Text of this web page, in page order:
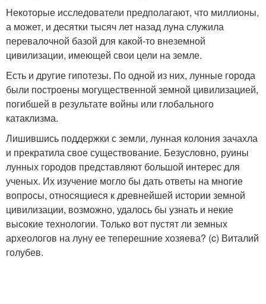
Некоторые исследователи предполагают, что миллионы,
а может, и десятки тысяч лет назад луна служила
перевалочной базой для какой-то внеземной
цивилизации, имеющей свои цели на земле.
Есть и другие гипотезы. По одной из них, лунные города
были построены могущественной земной цивилизацией,
погибшей в результате войны или глобального
катаклизма.
Лишившись поддержки с земли, лунная колония зачахла
и прекратила свое существование. Безусловно, руины
лунных городов представляют большой интерес для
ученых. Их изучение могло бы дать ответы на многие
вопросы, относящиеся к древнейшей истории земной
цивилизации, возможно, удалось бы узнать и некие
высокие технологии. Только вот пустят ли земных
археологов на луну ее теперешние хозяева? (c) Виталий
голубев.